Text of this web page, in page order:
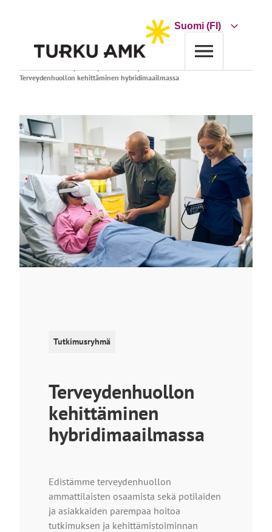
Choose
Terveydenhuollon kehittäminen hybridimaailmassa
Tutkimusryhmä
Terveydenhuollon
kehittäminen
hybridimaailmassa
Edistämme terveydenhuollon
ammattilaisten osaamista sekä potilaiden
ja asiakkaiden parempaa hoitoa
tutkimuksen ja kehittämistoiminnan